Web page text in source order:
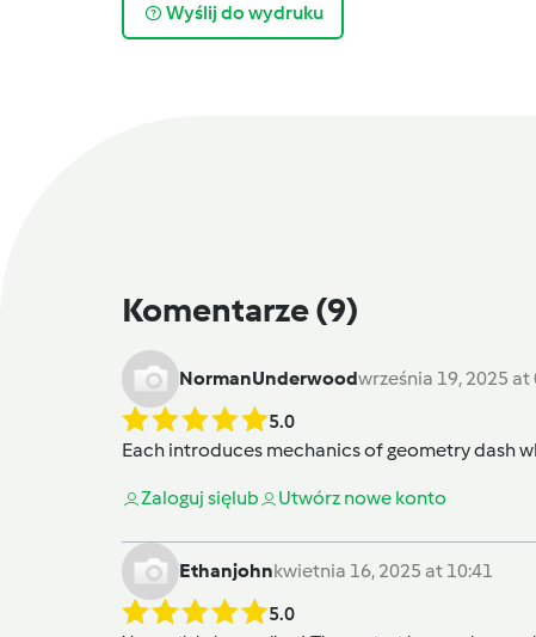
Wyślij do wydruku
Komentarze(9)
NormanUnderwoodwrześnia 19, 2025 at
5.0
Each introduces mechanics ofgeometry dash
Zaloguj sięlub Utwórz nowe konto
Ethanjohnkwietnia 16, 2025 at 10:41
5.0